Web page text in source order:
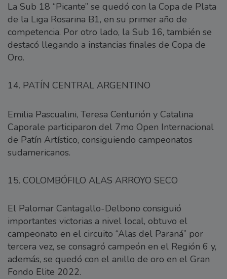
La Sub 18 “Picante” se quedó con la Copa de Plata
de la Liga Rosarina B1, en su primer año de
competencia. Por otro lado, la Sub 16, también se
destacó llegando a instancias finales de Copa de
Oro.
14. PATÍN CENTRAL ARGENTINO
Emilia Pascualini, Teresa Centurión y Catalina
Caporale participaron del 7mo Open Internacional
de Patín Artístico, consiguiendo campeonatos
sudamericanos.
15. COLOMBÓFILO ALAS ARROYO SECO
El Palomar Cantagallo-Delbono consiguió
importantes victorias a nivel local, obtuvo el
campeonato en el circuito “Alas del Paraná” por
tercera vez, se consagró campeón en el Región 6 y,
además, se quedó con el anillo de oro en el Gran
Fondo Elite 2022.